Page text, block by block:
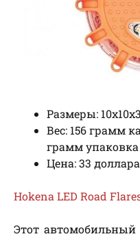
Размеры:
Вес: 156 грамм
грамм упаковка
Цена: 33 доллара
Hokena LED Road
Этот